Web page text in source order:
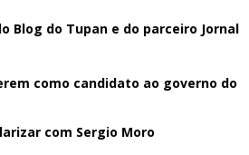
Blog do Tupan e do parceiro Jornal
como candidato ao governo do
com Sergio Moro